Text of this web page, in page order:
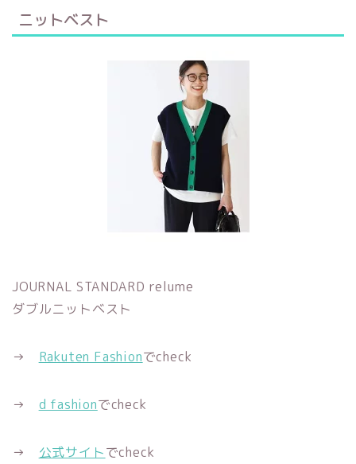
ニットベスト
JOURNAL STANDARD relume
ダブルニットベスト
→ Rakuten Fashionでcheck
→ d fashionでcheck
→ 公式サイトでcheck